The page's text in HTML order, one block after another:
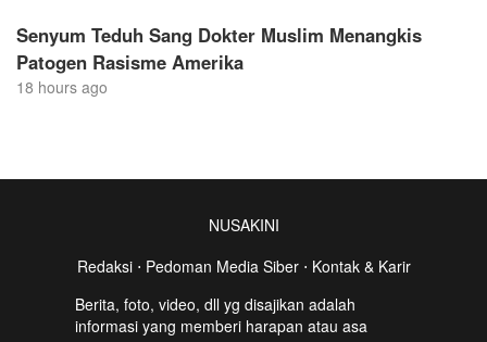
Senyum Teduh Sang Dokter Muslim Menangkis
Patogen Rasisme Amerika
18 hours ago
NUSAKINI
Redaksi⋅ Pedoman Media Siber⋅ Kontak & Karir
Berita, foto, video, dll yg disajikan adalah
informasi yang memberi harapan atau asa